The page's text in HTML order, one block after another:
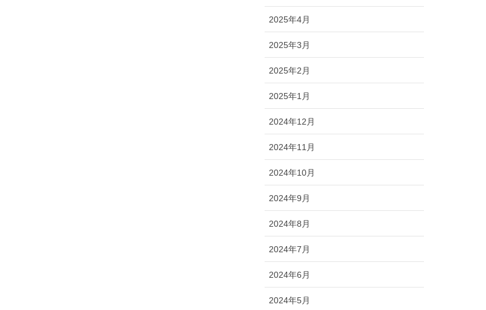
2025年4月
2025年3月
2025年2月
2025年1月
2024年12月
2024年11月
2024年10月
2024年9月
2024年8月
2024年7月
2024年6月
2024年5月